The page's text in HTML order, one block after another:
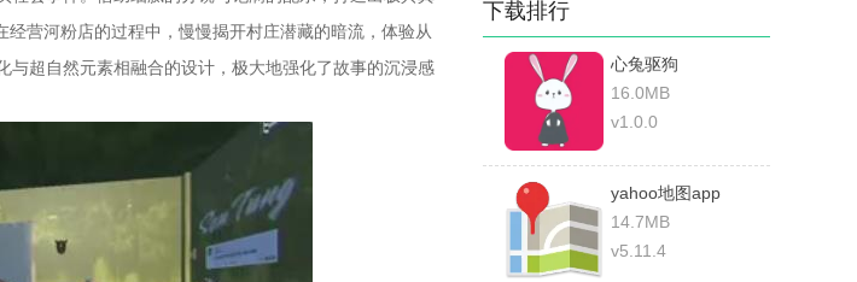
营河粉店的过程中，慢慢揭开村庄潜藏的暗流，体验从
超自然元素相融合的设计，极大地强化了故事的沉浸感
下载排行
心兔驱狗
16.0MB
v1.0.0
yahoo地图app
14.7MB
v5.11.4